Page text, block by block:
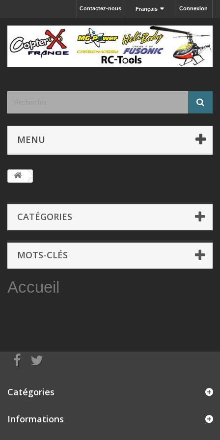
Connexion
Français
Contactez-nous
MENU
CATÉGORIES
MOTS-CLÉS
Accueil
Catégories
Informations